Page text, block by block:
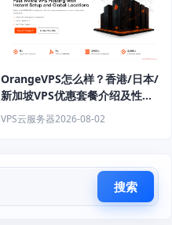
OrangeVPS怎么样？香港/日本/
新加坡VPS优惠套餐介绍及性能
配置评测
VPS云服务器2026-08-02
搜索